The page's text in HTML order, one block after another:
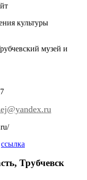
культуры
музей и
ссылка
Трубчевск